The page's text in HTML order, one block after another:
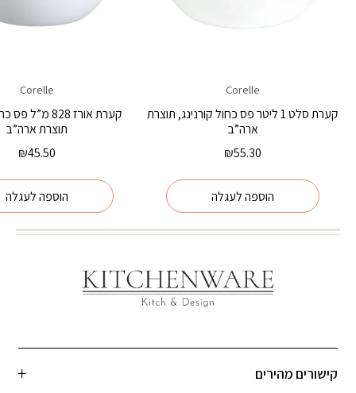
Corelle
קערת סלט 1 ליטר פס כחול קורנינג, תוצרת
ארה”ב
₪55.30
הוספה לעגלה
Corelle
קערת אורז 828
תוצרת ארה”ב
₪45.50
הוספה לעגלה
קישורים מהירים